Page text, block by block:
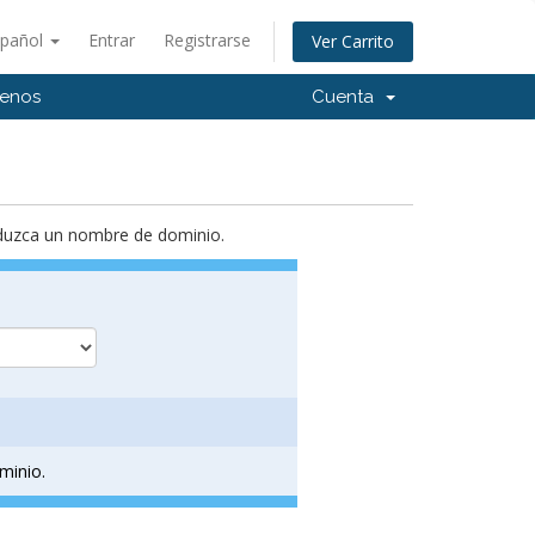
Entrar Registrarse Ver Carrito
Cuenta
un nombre de dominio.